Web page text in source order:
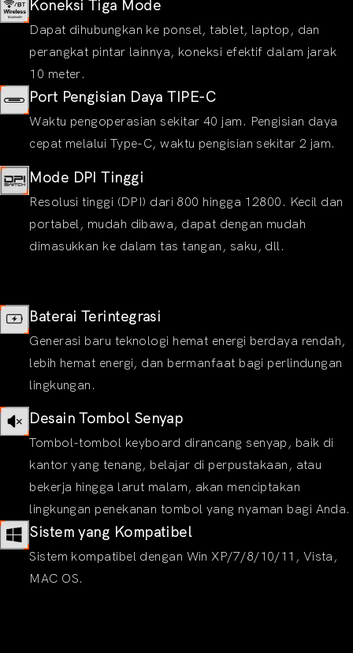
Koneksi Tiga Mode
Dapat dihubungkan ke ponsel, tablet, laptop, dan
perangkat pintar lainnya, koneksi efektif dalam jarak
10 meter.
Port Pengisian Daya TIPE-C
Waktu pengoperasian sekitar 40 jam. Pengisian daya
cepat melalui Type-C, waktu pengisian sekitar 2 jam.
Mode DPI Tinggi
Resolusi tinggi (DPI) dari 800 hingga 12800. Kecil dan
portabel, mudah dibawa, dapat dengan mudah
dimasukkan ke dalam tas tangan, saku, dll.
Baterai Terintegrasi
Generasi baru teknologi hemat energi berdaya rendah,
lebih hemat energi, dan bermanfaat bagi perlindungan
lingkungan.
Desain Tombol Senyap
Tombol-tombol keyboard dirancang senyap, baik di
kantor yang tenang, belajar di perpustakaan, atau
bekerja hingga larut malam, akan menciptakan
lingkungan penekanan tombol yang nyaman bagi Anda.
Sistem yang Kompatibel
Sistem kompatibel dengan Win XP/7/8/10/11, Vista,
MAC OS.